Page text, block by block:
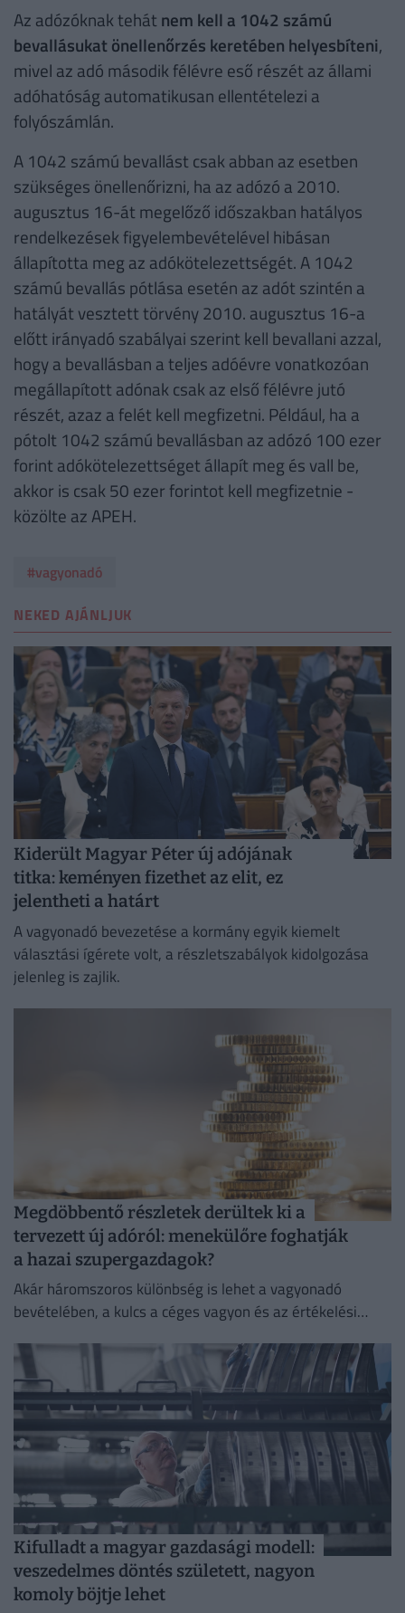
Az adózóknak tehátnem kell a 1042 számú
bevallásukat önellenőrzés keretében helyesbíteni,
mivel az adó második félévre eső részét az állami
adóhatóság automatikusan ellentételezi a
folyószámlán.
A 1042 számú bevallást csak abban az esetben
szükséges önellenőrizni, ha az adózó a 2010.
augusztus 16-át megelőző időszakban hatályos
rendelkezések figyelembevételével hibásan
állapította meg az adókötelezettségét. A 1042
számú bevallás pótlása esetén az adót szintén a
hatályát vesztett törvény 2010. augusztus 16-a
előtt irányadó szabályai szerint kell bevallani azzal,
hogy a bevallásban a teljes adóévre vonatkozóan
megállapított adónak csak az első félévre jutó
részét, azaz a felét kell megfizetni. Például, ha a
pótolt 1042 számú bevallásban az adózó 100 ezer
forint adókötelezettséget állapít meg és vall be,
akkor is csak 50 ezer forintot kell megfizetnie -
közölte az APEH.
#vagyonadó
NEKED AJÁNLJUK
Kiderült Magyar Péter új adójának
titka: keményen fizethet az elit, ez
jelentheti a határt
A vagyonadó bevezetése a kormány egyik kiemelt
választási ígérete volt, a részletszabályok kidolgozása
jelenleg is zajlik.
Megdöbbentő részletek derültek ki a
tervezett új adóról: menekülőre foghatják
a hazai szupergazdagok?
Akár háromszoros különbség is lehet a vagyonadó
bevételében, a kulcs a céges vagyon és az értékelési
Kifulladt a magyar gazdasági modell:
veszedelmes döntés született, nagyon
komoly böjtje lehet